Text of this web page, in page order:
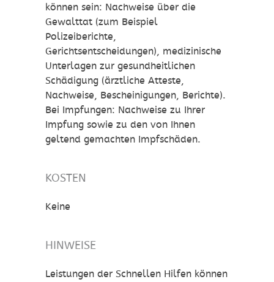
können sein: Nachweise über die
Gewalttat (zum Beispiel
Polizeiberichte,
Gerichtsentscheidungen), medizinische
Unterlagen zur gesundheitlichen
Schädigung (ärztliche Atteste,
Nachweise, Bescheinigungen, Berichte).
Bei Impfungen: Nachweise zu Ihrer
Impfung sowie zu den von Ihnen
geltend gemachten Impfschäden.
KOSTEN
Keine
HINWEISE
Leistungen der Schnellen Hilfen können